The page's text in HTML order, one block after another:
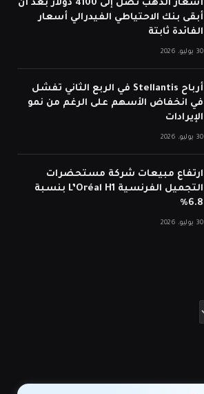
أسعار الذهب تصل إلى 4100 دولار بعد أن
أبقى بنك الاحتياطي الفيدرالي أسعار
الفائدة ثابتة
30 يوليو، 2026
أرباح Stellantis في الربع الثاني تفشل
في انخفاض الأسهم على الرغم من نمو
الإيرادات
30 يوليو، 2026
ارتفاع مبيعات شركة مستحضرات
التجميل الفرنسية L’Oréal H1 بنسبة
6.8%
30 يوليو، 2026